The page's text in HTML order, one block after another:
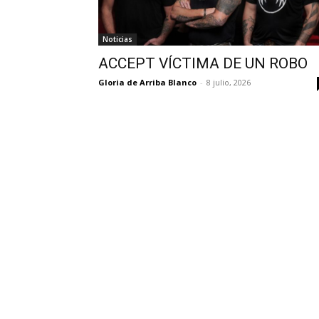
Noticias
ACCEPT VÍCTIMA DE UN ROBO
Gloria de Arriba Blanco - 8 julio, 2026